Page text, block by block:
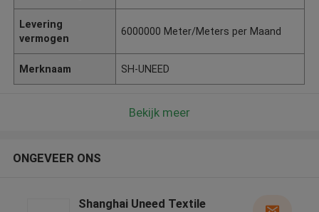
Levering
vermogen
6000000 Meter/Meters per Maand
Merknaam SH-UNEED
Bekijk meer
ONGEVEER ONS
Shanghai Uneed Textile